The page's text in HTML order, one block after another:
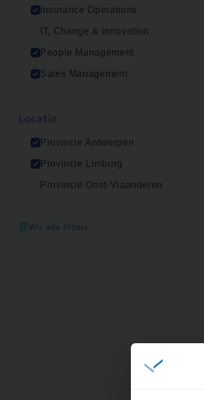
Insurance Operations
IT, Change & Innovation
People Management
Sales Management
Provincie Antwerpen
Provincie Limburg
Provincie Oost-Vlaanderen
Wis alle filters